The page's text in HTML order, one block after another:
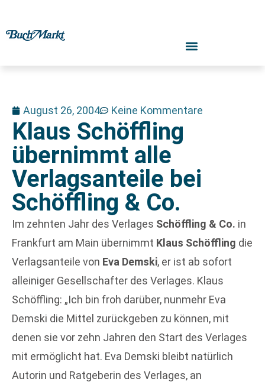
August 26, 2004 Keine Kommentare
Klaus Schöffling
übernimmt alle
Verlagsanteile bei
Schöffling & Co.
Im zehnten Jahr des Verlages Schöffling & Co. in
Frankfurt am Main übernimmt Klaus Schöffling die
Verlagsanteile von Eva Demski, er ist ab sofort
alleiniger Gesellschafter des Verlages. Klaus
Schöffling: „Ich bin froh darüber, nunmehr Eva
Demski die Mittel zurückgeben zu können, mit
denen sie vor zehn Jahren den Start des Verlages
mit ermöglicht hat. Eva Demski bleibt natürlich
Autorin und Ratgeberin des Verlages, an